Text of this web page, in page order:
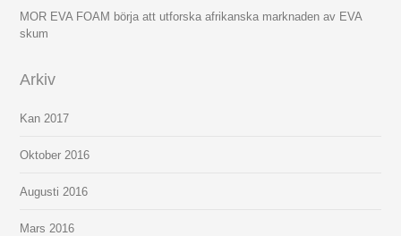
MOR EVA FOAM börja att utforska afrikanska marknaden av EVA
skum
Arkiv
Kan 2017
Oktober 2016
Augusti 2016
Mars 2016